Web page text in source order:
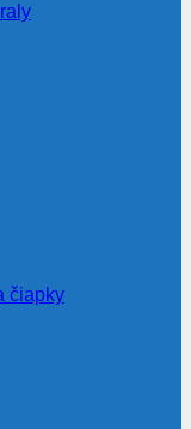
čiapky